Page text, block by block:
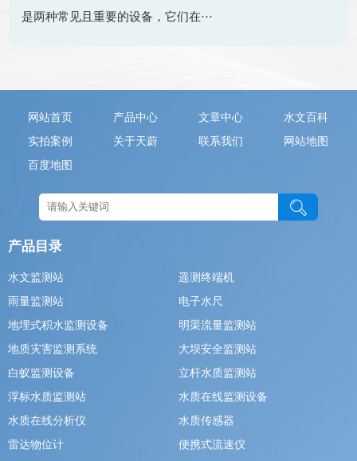
是两种常见且重要的设备，它们在···
网站首页 产品中心 文章中心
水文百科
实拍案例
关于天蔚 联系我们
网站地图
百度地图
产品目录
水文监测站
遥测终端机
雨量监测站
电子水尺
地埋式积水监测设备
明渠流量监测站
地质灾害监测系统
大坝安全监测站
白蚁监测设备
立杆水质监测站
浮标水质监测站
水质在线监测设备
水质在线分析仪
水质传感器
雷达物位计
便携式流速仪